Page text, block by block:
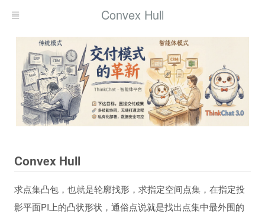
Convex Hull
Convex Hull
求点集凸包，也就是轮廓找形，求指定空间点集，在指定投
影平面PI上的凸状形状，通俗点说就是找出点集中最外围的